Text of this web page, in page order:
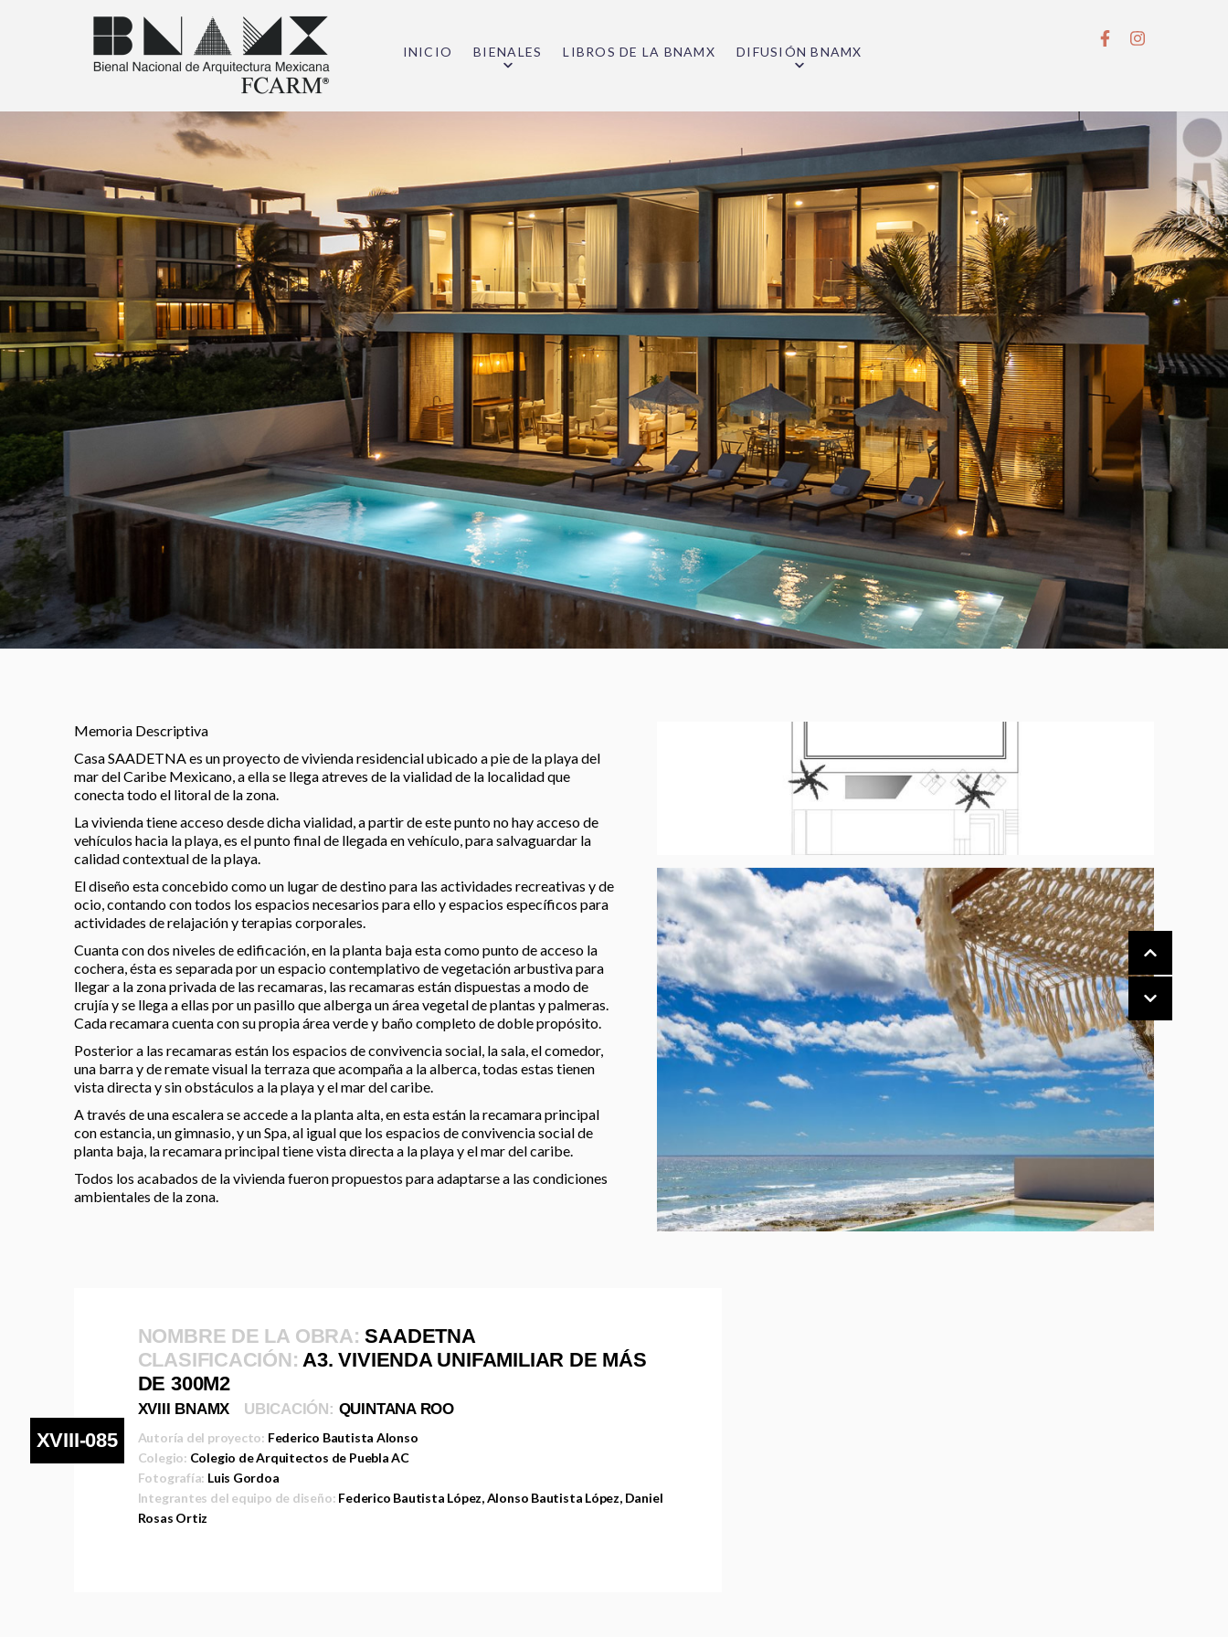
INICIO BIENALES LIBROS DE LA BNAMX DIFUSIÓN BNAMX
Memoria Descriptiva
Casa SAADETNA es un proyecto de vivienda residencial ubicado a pie de la playa del
mar del Caribe Mexicano, a ella se llega atreves de la vialidad de la localidad que
conecta todo el litoral de la zona.
La vivienda tiene acceso desde dicha vialidad, a partir de este punto no hay acceso de
vehículos hacia la playa, es el punto final de llegada en vehículo, para salvaguardar la
calidad contextual de la playa.
El diseño esta concebido como un lugar de destino para las actividades recreativas y de
ocio, contando con todos los espacios necesarios para ello y espacios específicos para
actividades de relajación y terapias corporales.
Cuanta con dos niveles de edificación, en la planta baja esta como punto de acceso la
cochera, ésta es separada por un espacio contemplativo de vegetación arbustiva para
llegar a la zona privada de las recamaras, las recamaras están dispuestas a modo de
crujía y se llega a ellas por un pasillo que alberga un área vegetal de plantas y palmeras.
Cada recamara cuenta con su propia área verde y baño completo de doble propósito.
Posterior a las recamaras están los espacios de convivencia social, la sala, el comedor,
una barra y de remate visual la terraza que acompaña a la alberca, todas estas tienen
vista directa y sin obstáculos a la playa y el mar del caribe.
A través de una escalera se accede a la planta alta, en esta están la recamara principal
con estancia, un gimnasio, y un Spa, al igual que los espacios de convivencia social de
planta baja, la recamara principal tiene vista directa a la playa y el mar del caribe.
Todos los acabados de la vivienda fueron propuestos para adaptarse a las condiciones
ambientales de la zona.
XVIII-085
NOMBRE DE LA OBRA:SAADETNA
CLASIFICACIÓN:A3. VIVIENDA UNIFAMILIAR DE MÁS
DE 300M2
XVIII BNAMX UBICACIÓN: QUINTANA ROO
Autoría del proyecto: Federico Bautista Alonso
Colegio: Colegio de Arquitectos de Puebla AC
Fotografía: Luis Gordoa
Integrantes del equipo de diseño: Federico Bautista López, Alonso Bautista López, Daniel
Rosas Ortiz